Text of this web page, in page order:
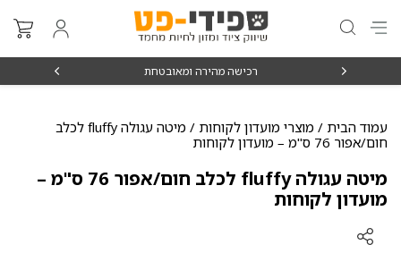
רכישה מהירה ומאובטחת
עמוד הבית / מוצרי מועדון לקוחות
/ מיטה עגולה fluffy לכלב
חום/אפור 76 ס"מ – מועדון לקוחות
מיטה עגולה fluffy לכלב חום/אפור 76 ס"מ –
מועדון לקוחות